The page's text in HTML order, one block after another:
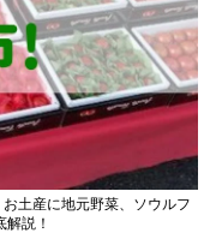
土産に地元野菜、ソウルフ
説！